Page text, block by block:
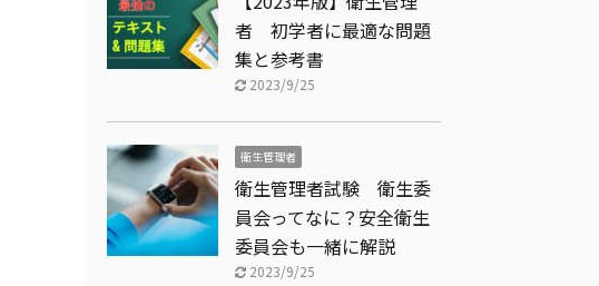
者 初学者に最適な問題
集と参考書
2023/9/25
衛生管理者
衛生管理者試験 衛生委
員会ってなに？安全衛生
委員会も一緒に解説
2023/9/25